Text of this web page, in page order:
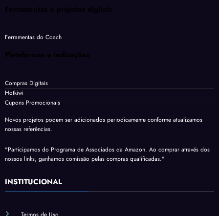
Ferramentas e projetos digitais
Ferramentas do Coach
Plataformas e indicações
Compras Digitais
Hotkiwi
Cupons Promocionais
Novos projetos podem ser adicionados periodicamente conforme atualizamos
nossas referências.
"Participamos do Programa de Associados da Amazon. Ao comprar através dos
nossos links, ganhamos comissão pelas compras qualificadas."
INSTITUCIONAL